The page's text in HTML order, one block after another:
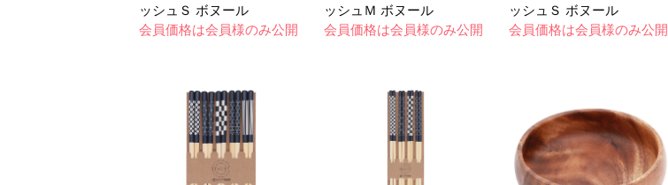
ッシュＳ ボヌール
会員価格は会員様のみ公開
ッシュＭ ボヌール
会員価格は会員様のみ公開
ッシュＳ ボヌール
会員価格は会員様のみ公開